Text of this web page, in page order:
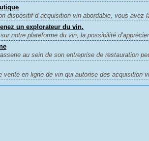
dispositif d acquisition vin abordable, vous avez
un explorateur du vin.
notre plateforme du vin, la possibilité
au sein de son entreprise de restauration
vente en ligne de vin qui autorise des acquisition